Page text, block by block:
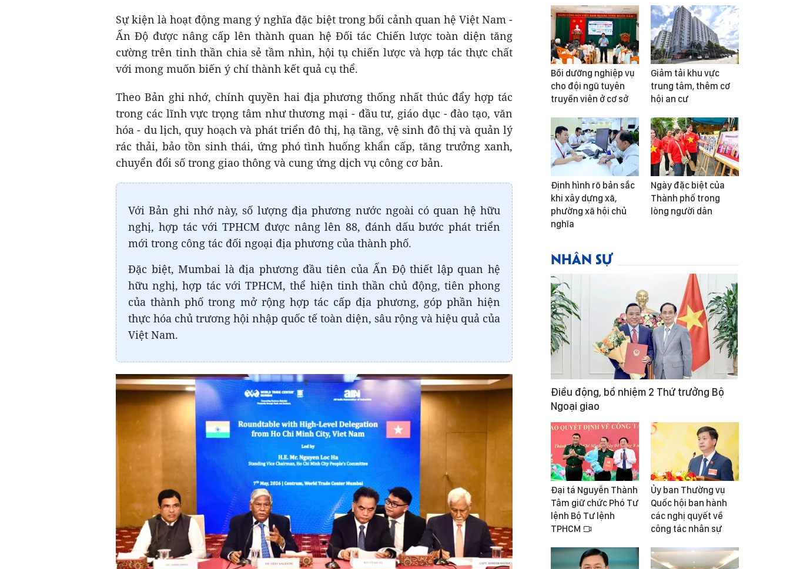
Sự kiện là hoạt động mang ý nghĩa đặc biệt trong bối cảnh quan hệ Việt Nam -
Ấn Độ được nâng cấp lên thành quan hệ Đối tác Chiến lược toàn diện tăng
cường trên tinh thần chia sẻ tầm nhìn, hội tụ chiến lược và hợp tác thực chất
với mong muốn biến ý chí thành kết quả cụ thể.
Theo Bản ghi nhớ, chính quyền hai địa phương thống nhất thúc đẩy hợp tác
trong các lĩnh vực trọng tâm như thương mại - đầu tư, giáo dục - đào tạo, văn
hóa - du lịch, quy hoạch và phát triển đô thị, hạ tầng, vệ sinh đô thị và quản lý
rác thải, bảo tồn sinh thái, ứng phó tình huống khẩn cấp, tăng trưởng xanh,
chuyển đổi số trong giao thông và cung ứng dịch vụ công cơ bản.
Với Bản ghi nhớ này, số lượng địa phương nước ngoài có quan hệ hữu
nghị, hợp tác với TPHCM được nâng lên 88, đánh dấu bước phát triển
mới trong công tác đối ngoại địa phương của thành phố.
Đặc biệt, Mumbai là địa phương đầu tiên của Ấn Độ thiết lập quan hệ
hữu nghị, hợp tác với TPHCM, thể hiện tinh thần chủ động, tiên phong
của thành phố trong mở rộng hợp tác cấp địa phương, góp phần hiện
thực hóa chủ trương hội nhập quốc tế toàn diện, sâu rộng và hiệu quả của
Việt Nam.
Bồi dưỡng nghiệp vụ
cho đội ngũ tuyên
truyền viên ở cơ sở
Giảm tải khu vực
trung tâm, thêm cơ
hội an cư
Định hình rõ bản sắc
khi xây dựng xã,
phường xã hội chủ
nghĩa
Ngày đặc biệt của
Thành phố trong
lòng người dân
NHÂN SỰ
Điều động, bổ nhiệm 2 Thứ trưởng Bộ
Ngoại giao
Đại tá Nguyễn Thành
Tâm giữ chức Phó Tư
lệnh Bộ Tư lệnh
TPHCM
Ủy ban Thường vụ
Quốc hội ban hành
các nghị quyết về
công tác nhân sự